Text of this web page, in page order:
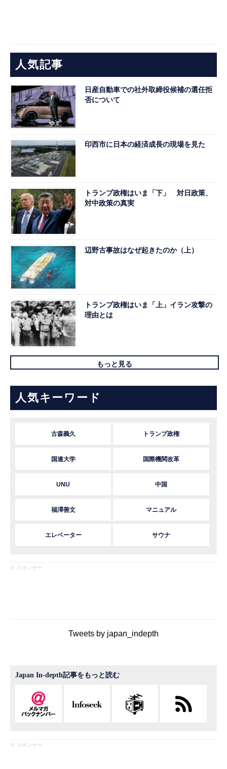
人気記事
日産自動車での社外取締役候補の選任拒
否について
印西市に日本の経済成長の現場を見た
トランプ政権はいま「下」 対日政策、
対中政策の真実
辺野古事故はなぜ起きたのか（上）
トランプ政権はいま「上」イラン攻撃の
理由とは
もっと見る
人気キーワード
古森義久 トランプ政権
国連大学 国際機関改革
UNU 中国
福澤善文 マニュアル
エレベーター サウナ
※ スポンサー
Tweets by japan_indepth
Japan In-depth記事をもっと読む
※ スポンサー